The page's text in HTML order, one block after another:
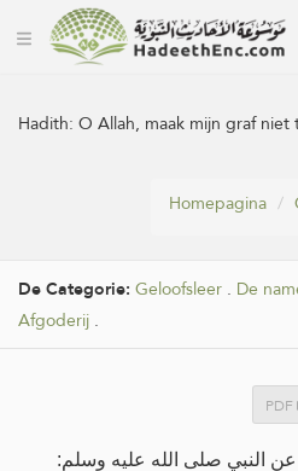
Hadith:O Allah, maak mijn graf
Homepagina
De Categorie: Geloofsleer . De
Afgoderij .
PDF
النبي صلى الله عليه وسلم: